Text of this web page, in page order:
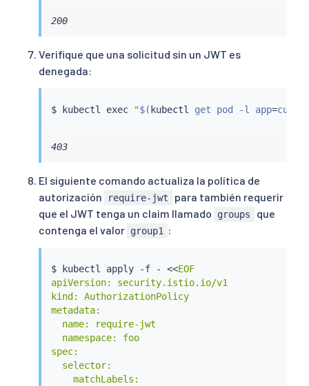
200
Verifique que una solicitud sin un JWT es
denegada:
$ kubectl exec "$( kubectl get pod -l app=curl -
403
El siguiente comando actualiza la política de
autorización
require-jwt
para también requerir
que el JWT tenga un claim llamado
groups
que
contenga el valor group1 :
$ kubectl apply -f - <<EOF
apiVersion: security.istio.io/v1
kind: AuthorizationPolicy
metadata:
  name: require-jwt
  namespace: foo
spec:
  selector:
    matchLabels: